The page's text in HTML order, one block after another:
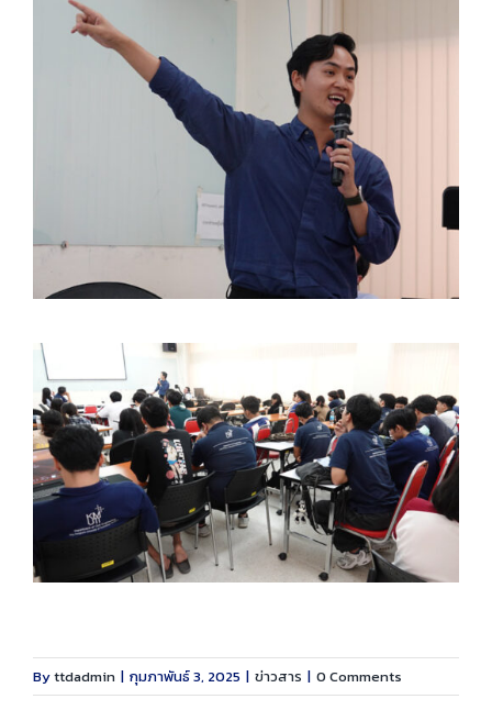
Byttdadmin | กุมภาพันธ์ 3, 2025 | ข่าวสาร | 0 Comments